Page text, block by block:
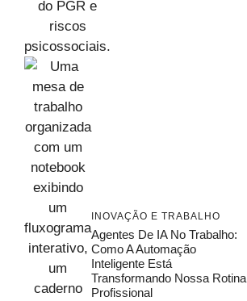
INOVAÇÃO E TRABALHO
Agentes De IA No Trabalho:
Como A Automação
Inteligente Está
Transformando Nossa Rotina
Profissional